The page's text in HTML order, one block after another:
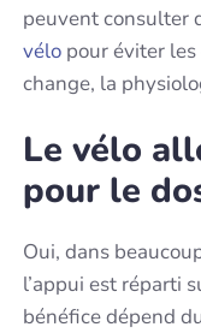
peuvent consulter
vélo pour éviter
change, la
Le vélo
pour le
Oui, dans
l’appui est réparti
bénéfice dépend